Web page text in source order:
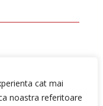
cat mai
noastra referitoare